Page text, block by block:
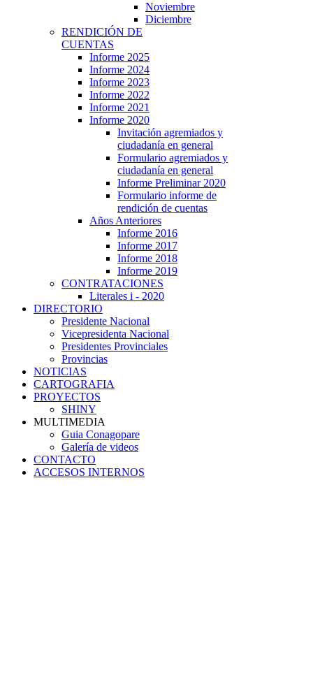
Noviembre
Diciembre
RENDICIÓN DE
CUENTAS
Informe 2025
Informe 2024
Informe 2023
Informe 2022
Informe 2021
Informe 2020
Invitación agremiados y
ciudadanía en general
Formulario agremiados y
ciudadanía en general
Informe Preliminar 2020
Formulario informe de
rendición de cuentas
Años Anteriores
Informe 2016
Informe 2017
Informe 2018
Informe 2019
CONTRATACIONES
Literales i - 2020
DIRECTORIO
Presidente Nacional
Vicepresidenta Nacional
Presidentes Provinciales
Provincias
NOTICIAS
CARTOGRAFIA
PROYECTOS
SHINY
MULTIMEDIA
Guia Conagopare
Galería de videos
CONTACTO
ACCESOS INTERNOS